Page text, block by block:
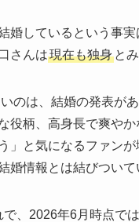
婚しているという事
さんは現在も独身 と
のは、結婚の発表
役柄、高身長で爽や
」と気になるファン
婚情報とは結びついて
、2026年6月時点で